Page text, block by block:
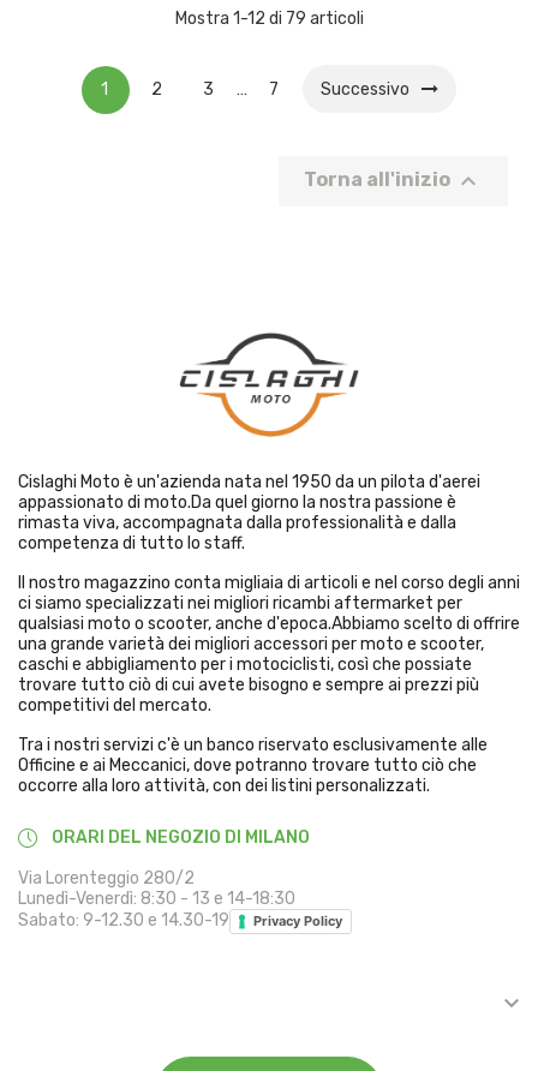
Mostra 1-12 di 79 articoli
1 2 3 … 7 Successivo
Torna all'inizio 
Cislaghi Moto è un'azienda nata nel 1950 da un pilota d'aerei
appassionato di moto.Da quel giorno la nostra passione è
rimasta viva, accompagnata dalla professionalità e dalla
competenza di tutto lo staff.
Il nostro magazzino conta migliaia di articoli e nel corso degli anni
ci siamo specializzati nei migliori ricambi aftermarket per
qualsiasi moto o scooter, anche d'epoca.Abbiamo scelto di offrire
una grande varietà dei migliori accessori per moto e scooter,
caschi e abbigliamento per i motociclisti, così che possiate
trovare tutto ciò di cui avete bisogno e sempre ai prezzi più
competitivi del mercato.
Tra i nostri servizi c'è un banco riservato esclusivamente alle
Officine e ai Meccanici, dove potranno trovare tutto ciò che
occorre alla loro attività, con dei listini personalizzati.
ORARI DEL NEGOZIO DI MILANO
Via Lorenteggio 280/2
Lunedì-Venerdì: 8:30 - 13 e 14-18:30
Sabato: 9-12.30 e 14.30-19
Privacy Policy
